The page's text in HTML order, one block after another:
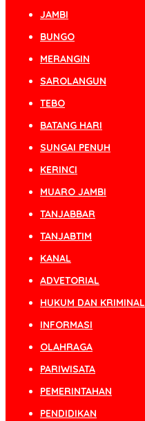
JAMBI
BUNGO
MERANGIN
SAROLANGUN
TEBO
BATANG HARI
SUNGAI PENUH
KERINCI
MUARO JAMBI
TANJABBAR
TANJABTIM
KANAL
ADVETORIAL
HUKUM DAN KRIMINAL
INFORMASI
OLAHRAGA
PARIWISATA
PEMERINTAHAN
PENDIDIKAN